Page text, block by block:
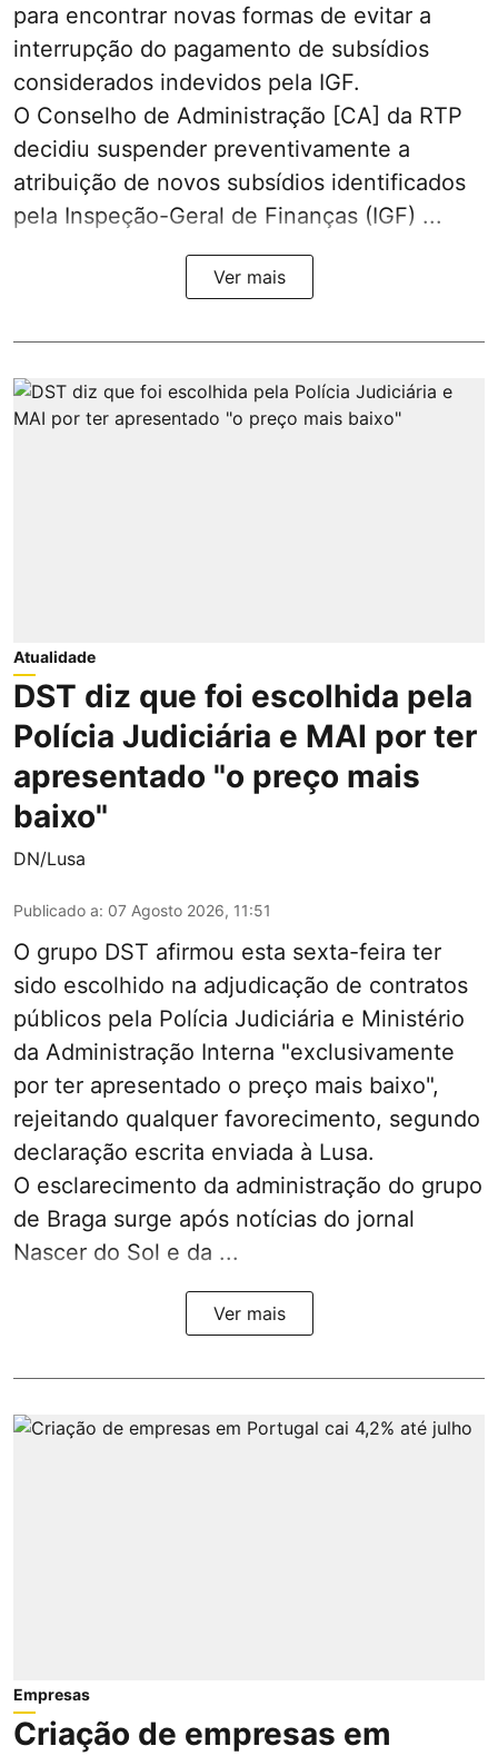
para encontrar novas formas de evitar a
interrupção do pagamento de subsídios
considerados indevidos pela IGF.
O Conselho de Administração [CA] da RTP
decidiu suspender preventivamente a
atribuição de novos subsídios identificados
pela Inspeção-Geral de Finanças (IGF) ...
Ver mais
Atualidade
DST diz que foi escolhida pela
Polícia Judiciária e MAI por ter
apresentado "o preço mais
baixo"
DN/Lusa
Publicado a: 07 Agosto 2026, 11:51
O grupo DST afirmou esta sexta-feira ter
sido escolhido na adjudicação de contratos
públicos pela Polícia Judiciária e Ministério
da Administração Interna "exclusivamente
por ter apresentado o preço mais baixo",
rejeitando qualquer favorecimento, segundo
declaração escrita enviada à Lusa.
O esclarecimento da administração do grupo
de Braga surge após notícias do jornal
Nascer do Sol e da ...
Ver mais
Empresas
Criação de empresas em